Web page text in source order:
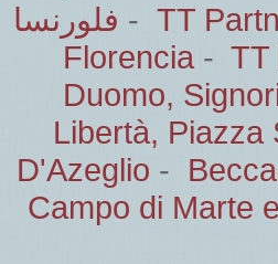
فلورنسا - TT
Florencia- TT
Duomo,
Libertà, Piazza
D'Azeglio -
Campo di Marte